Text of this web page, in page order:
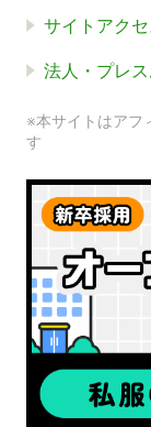
サイトアク
法人・プレ
※本サイトはアフ
す